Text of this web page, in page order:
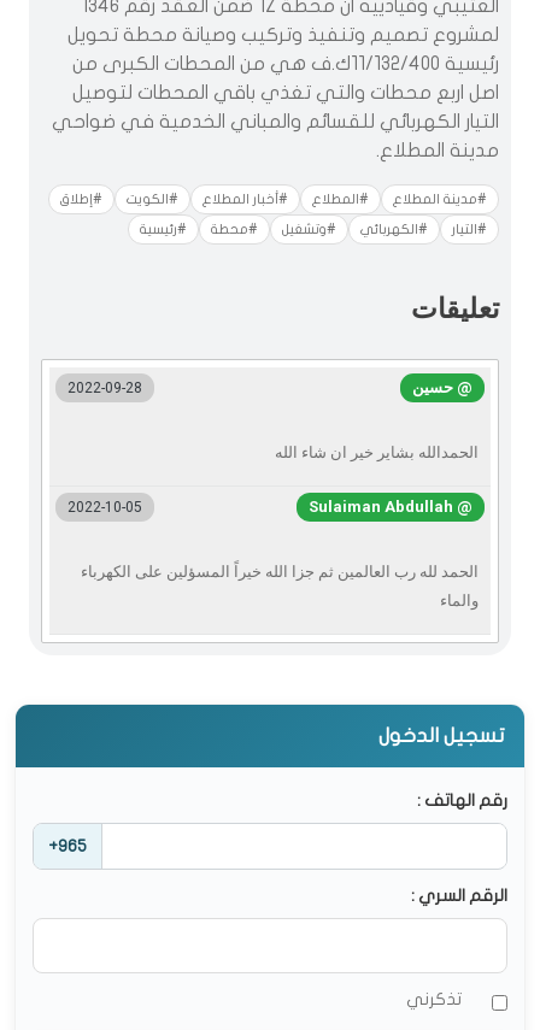
العتيبي وقيادييه ان محطة 1Z ضمن العقد رقم 1346
لمشروع تصميم وتنفيذ وتركيب وصيانة محطة تحويل
رئيسية 11/132/400ك.ف هي من المحطات الكبرى من
اصل اربع محطات والتي تغذي باقي المحطات لتوصيل
التيار الكهربائي للقسائم والمباني الخدمية في ضواحي
مدينة المطلاع.
#مدينة المطلاع #المطلاع #أخبار المطلاع #الكويت #إطلاق
#التيار #الكهربائي #وتشغيل #محطة #رئيسية
تعليقات
@ حسين 2022-09-28
الحمدالله بشاير خير ان شاء الله
@ Sulaiman Abdullah
2022-10-05
الحمد لله رب العالمين ثم جزا الله خيراً المسؤلين على الكهرباء
والماء
تسجيل الدخول
رقم الهاتف :
+965
الرقم السري :
تذكرني